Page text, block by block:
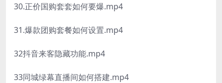
30.正价国购套套如何要爆.mp4
31.爆款团购套餐如何设置.mp4
32抖音来客隐藏功能.mp4
33同城绿幕直播间如何搭建.mp4